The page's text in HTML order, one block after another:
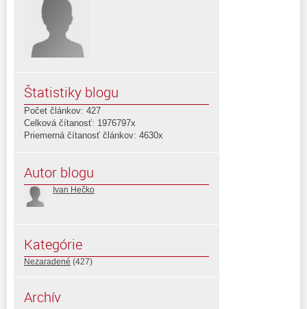
Štatistiky blogu
Počet článkov: 427
Celková čítanosť: 1976797x
Priemerná čítanosť článkov: 4630x
Autor blogu
Ivan Hečko
Kategórie
Nezaradené (427)
Archív